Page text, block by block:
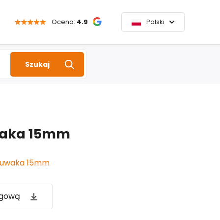
Ocena: 4.9 Polski
Szukaj
15mm
15mm